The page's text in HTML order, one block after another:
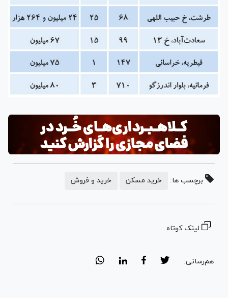
برچسب ها: خرید مسکن خرید و فروش
لینک کوتاه
هم‌رسانی: